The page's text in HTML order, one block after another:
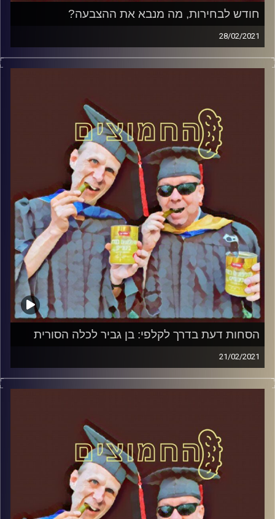
חודש לבחירות, מה מנבא את ההצבעה?
28/02/2021
החמוצים – בפעם הרביעית
עם פרופסור בועז בן-דוד ופרופסור גלעד
הירשברגר
והפעם:חודש לבחירות, מה מנבא את
קרדיט תמונות:AudioVersity
הסחות דעת בדרך לקלפי: בן גביר לכלה הסורית
21/02/2021
החמוצים – בפעם הרביעית
עם פרופסור בועז בן-דוד ופרופסור גלעד
הירשברגר
והפעם:הסחות דעת בדרך לקלפי: בן גביר לכלה